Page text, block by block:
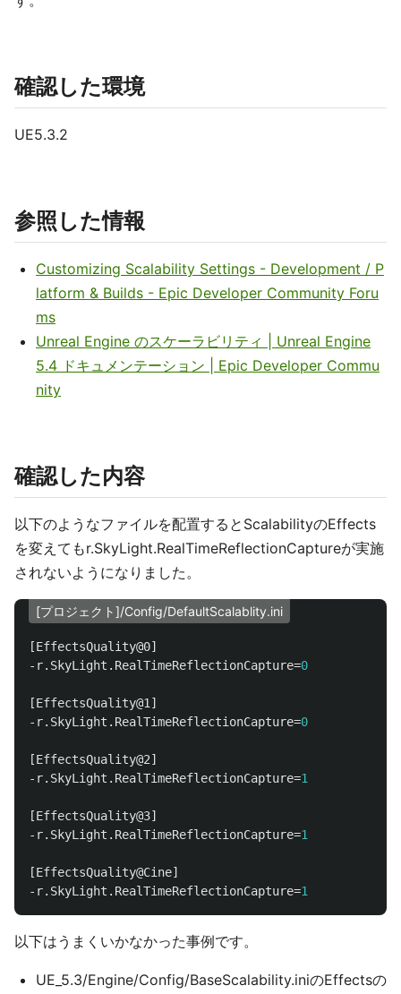
確認した環境
UE5.3.2
参照した情報
Customizing Scalability Settings - Development / P
latform & Builds - Epic Developer Community Foru
ms
Unreal Engine のスケーラビリティ | Unreal Engine
5.4 ドキュメンテーション | Epic Developer Commu
nity
確認した内容
以下のようなファイルを配置するとScalabilityのEffects
を変えてもr.SkyLight.RealTimeReflectionCaptureが実施
されないようになりました。
[プロジェクト]/Config/DefaultScalablity.ini
[EffectsQuality@0]
-r.SkyLight.RealTimeReflectionCapture=0
[EffectsQuality@1]
-r.SkyLight.RealTimeReflectionCapture=0
[EffectsQuality@2]
-r.SkyLight.RealTimeReflectionCapture=1
[EffectsQuality@3]
-r.SkyLight.RealTimeReflectionCapture=1
[EffectsQuality@Cine]
-r.SkyLight.RealTimeReflectionCapture=1
以下はうまくいかなかった事例です。
UE_5.3/Engine/Config/BaseScalability.iniのEffectsの